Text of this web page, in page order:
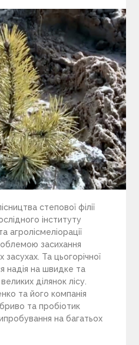
степової філії
інституту
агролісмеліорації
засихання
засухах. Та цьогорічної
надія на швидке та
ділянок лісу.
та його компанія
та пробіотик
на багатьох